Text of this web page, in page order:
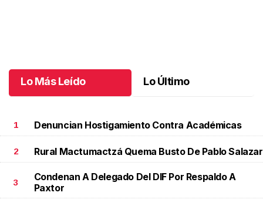
Lo Más Leído Lo Último
1 Denuncian Hostigamiento Contra Académicas
2 Rural Mactumactzá Quema Busto De Pablo Salazar
3
Condenan A Delegado Del DIF Por Respaldo A
Paxtor